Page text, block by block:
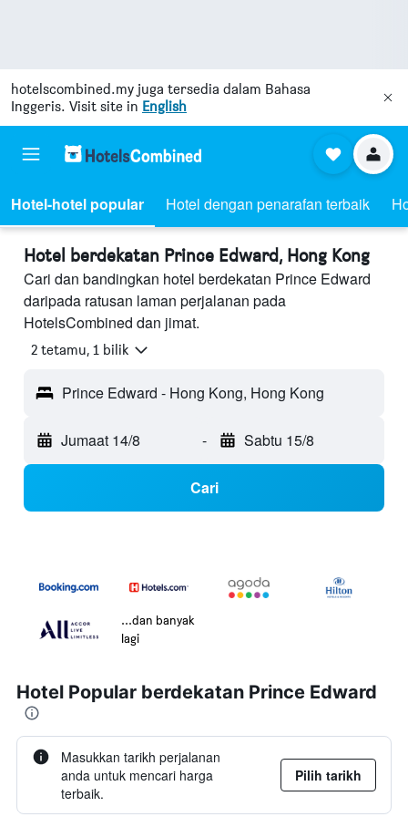
hotelscombined.my juga tersedia dalam Bahasa
Inggeris. Visit site in English
Hotel-hotel popular Hotel dengan penarafan terbaik
Hotel berdekatan Prince Edward, Hong Kong
Cari dan bandingkan hotel berdekatan Prince Edward
daripada ratusan laman perjalanan pada
HotelsCombined dan jimat.
2 tetamu, 1 bilik
Prince Edward - Hong Kong, Hong Kong
Jumaat 14/8 - Sabtu 15/8
Cari
...dan banyak
lagi
Hotel Popular berdekatan Prince Edward
Masukkan tarikh perjalanan
anda untuk mencari harga
terbaik.
Pilih tarikh